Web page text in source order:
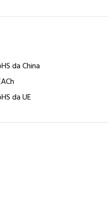
da China
da UE